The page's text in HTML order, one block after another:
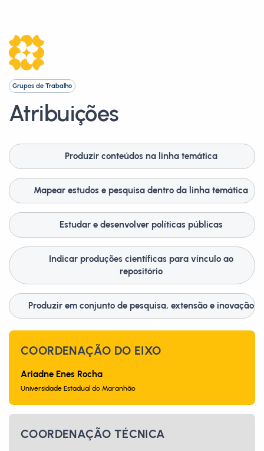
Grupos de Trabalho
Atribuições
Produzir conteúdos na linha temática
Mapear estudos e pesquisa dentro da linha temática
Estudar e desenvolver políticas públicas
Indicar produções científicas para vínculo ao
repositório
Produzir em conjunto de pesquisa, extensão e inovação
COORDENAÇÃO DO EIXO
Ariadne Enes Rocha
Universidade Estadual do Maranhão
COORDENAÇÃO TÉCNICA